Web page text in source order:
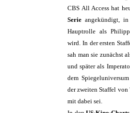
CBS All Access hat
Serie angekündigt,
Hauptrolle als
wird. In der ersten
sah man sie zunächst
und später als
dem
der zweiten Staffel
mit dabei sei.